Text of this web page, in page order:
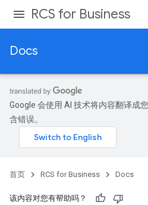
RCS for Business
Docs
Google 会使用 AI 技术将内容翻译成
含错误。
首页 RCS for Business Docs
该内容对您有帮助吗？